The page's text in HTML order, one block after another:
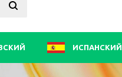
ИСПАНСКИЙ